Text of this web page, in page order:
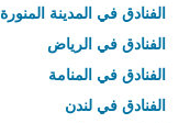
الفنادق في المدينة المنورة
الفنادق في الرياض
الفنادق في المنامة
الفنادق في لندن